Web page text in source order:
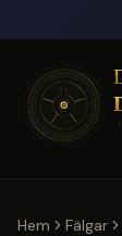
Hem Fälgar